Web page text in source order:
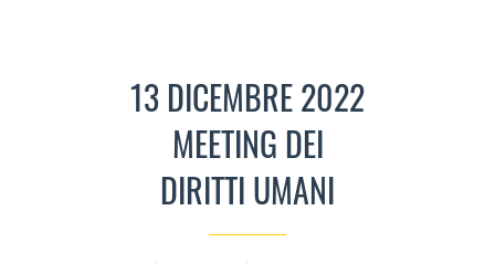
13 DICEMBRE 2022
MEETING DEI
DIRITTI UMANI